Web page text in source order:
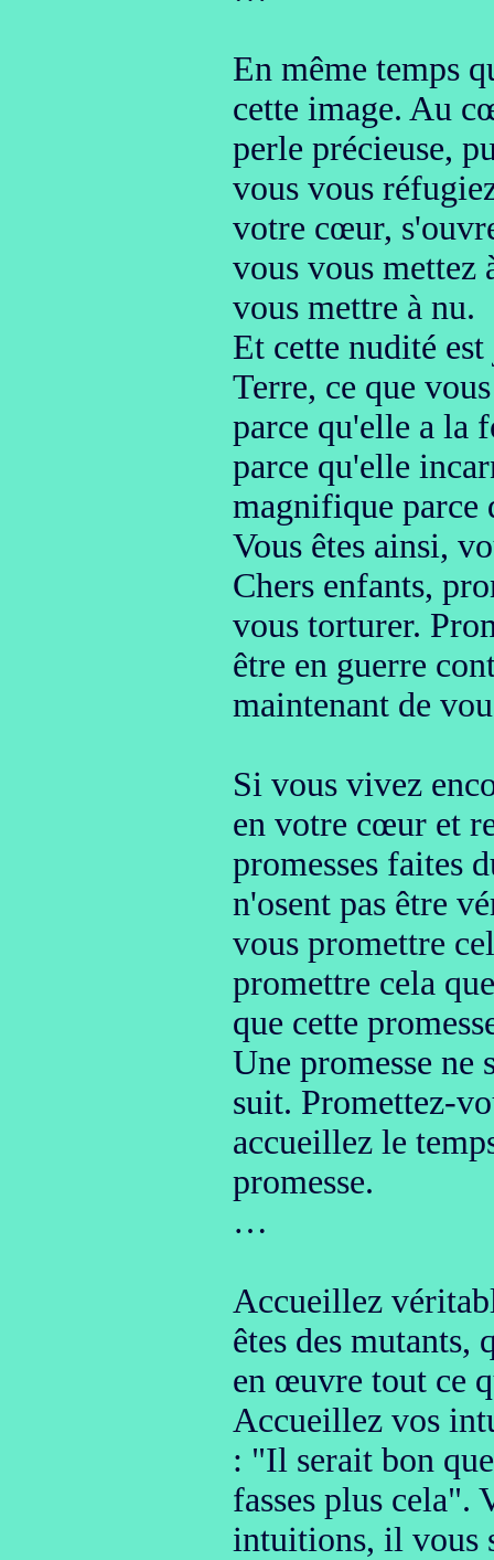
En même temps
cette image. Au
perle précieuse,
vous vous
votre cœur,
vous vous mettez
vous mettre à nu.
Et cette nudité
Terre, ce que
parce qu'elle a la
parce qu'elle
magnifique parce
Vous êtes ainsi,
Chers enfants,
vous torturer.
être en guerre
maintenant de
Si vous vivez
en votre cœur et
promesses faites
n'osent pas être
vous promettre
promettre cela
que cette
Une promesse ne
suit. Promettez-
accueillez le
promesse.
…
Accueillez
êtes des mutants,
en œuvre tout ce
Accueillez vos
: "Il serait bon
fasses plus cela".
intuitions, il vous